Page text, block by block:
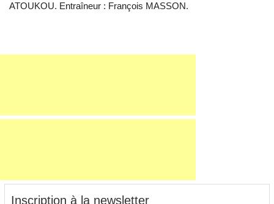
ATOUKOU. Entraîneur : François MASSON.
Inscription à la newsletter